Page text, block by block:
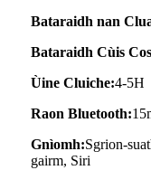
Bataraidh nan
Bataraidh Cùis
Ùine Cluiche:4-5H
Raon Bluetooth:
Gnìomh:Sgrion-
gairm, Siri